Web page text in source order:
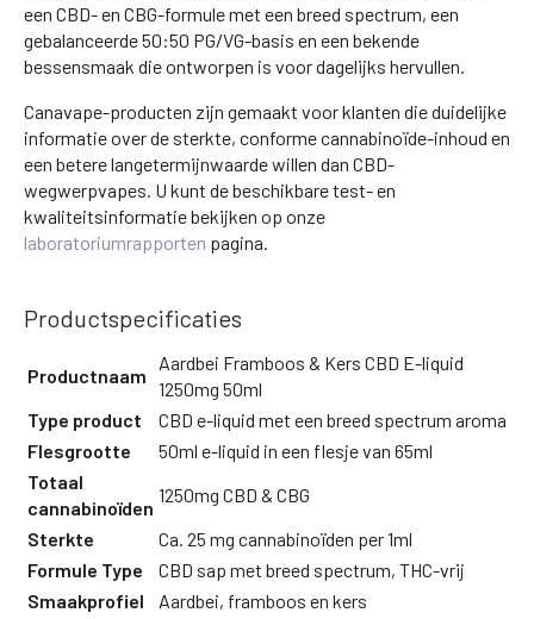
een CBD- en CBG-formule met een breed spectrum, een
gebalanceerde 50:50 PG/VG-basis en een bekende
bessensmaak die ontworpen is voor dagelijks hervullen.
Canavape-producten zijn gemaakt voor klanten die duidelijke
informatie over de sterkte, conforme cannabinoïde-inhoud en
een betere langetermijnwaarde willen dan CBD-
wegwerpvapes. U kunt de beschikbare test- en
kwaliteitsinformatie bekijken op onze
laboratoriumrapporten pagina.
Productspecificaties
Productnaam
Aardbei Framboos & Kers CBD E-liquid
1250mg 50ml
Type product
CBD e-liquid met een breed spectrum aroma
Flesgrootte
50ml e-liquid in een flesje van 65ml
Totaal
cannabinoïden
1250mg CBD & CBG
Sterkte
Ca. 25 mg cannabinoïden per 1ml
Formule Type
CBD sap met breed spectrum, THC-vrij
Smaakprofiel
Aardbei, framboos en kers